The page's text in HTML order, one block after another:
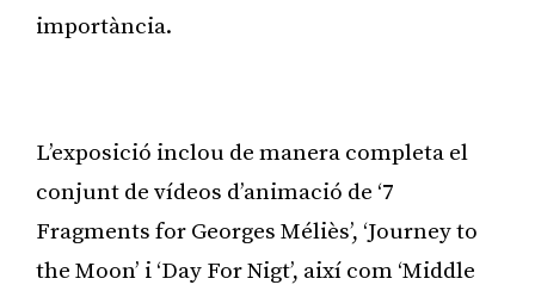
importància.
L’exposició inclou de manera completa el
conjunt de vídeos d’animació de ‘7
Fragments for Georges Méliès’, ‘Journey to
the Moon’ i ‘Day For Nigt’, així com ‘Middle